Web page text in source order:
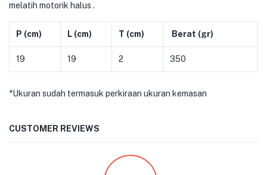
melatih motorik halus .
P (cm) L (cm) T (cm) Berat (gr)
19 19 2 350
*Ukuran sudah termasuk perkiraan ukuran kemasan
CUSTOMER REVIEWS